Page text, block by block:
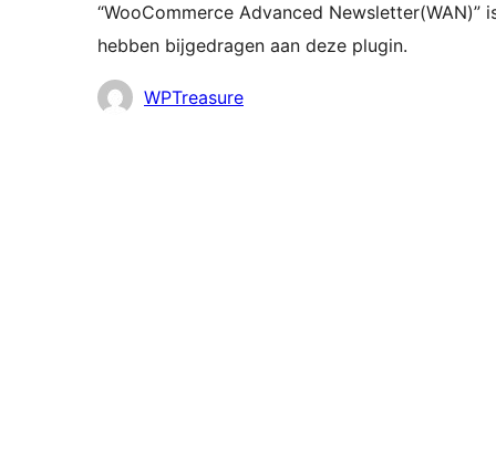
“WooCommerce Advanced
hebben bijgedragen aan deze plugin.
BijdragersWPTreasure